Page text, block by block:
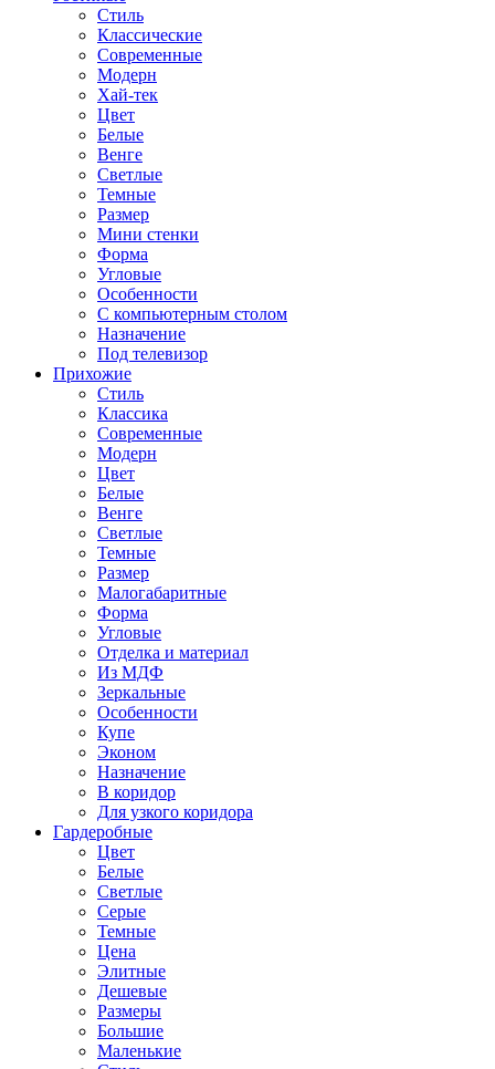
Стиль
Классические
Современные
Модерн
Хай-тек
Цвет
Белые
Венге
Светлые
Темные
Размер
Мини стенки
Форма
Угловые
Особенности
С компьютерным столом
Назначение
Под телевизор
Прихожие
Стиль
Классика
Современные
Модерн
Цвет
Белые
Венге
Светлые
Темные
Размер
Малогабаритные
Форма
Угловые
Отделка и материал
Из МДФ
Зеркальные
Особенности
Купе
Эконом
Назначение
В коридор
Для узкого коридора
Гардеробные
Цвет
Белые
Светлые
Серые
Темные
Цена
Элитные
Дешевые
Размеры
Большие
Маленькие